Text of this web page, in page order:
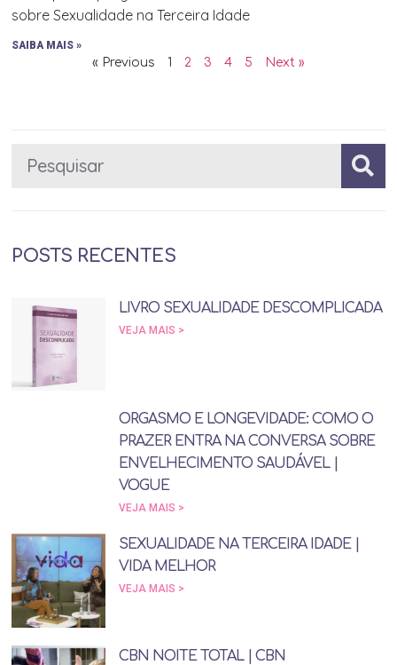
sobre Sexualidade na Terceira Idade
SAIBA MAIS »
« Previous 1 2 3 4 5 Next »
POSTS RECENTES
LIVRO SEXUALIDADE DESCOMPLICADA
VEJA MAIS >
ORGASMO E LONGEVIDADE: COMO O
PRAZER ENTRA NA CONVERSA SOBRE
ENVELHECIMENTO SAUDÁVEL |
VOGUE
VEJA MAIS >
SEXUALIDADE NA TERCEIRA IDADE |
VIDA MELHOR
VEJA MAIS >
CBN NOITE TOTAL | CBN